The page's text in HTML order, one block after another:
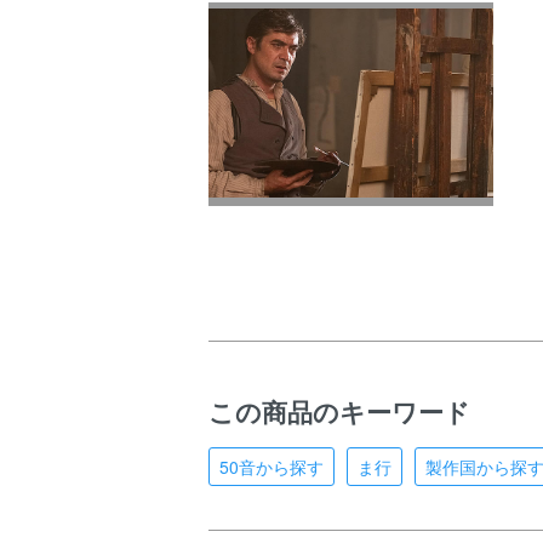
この商品のキーワード
50音から探す ま行 製作国から探す